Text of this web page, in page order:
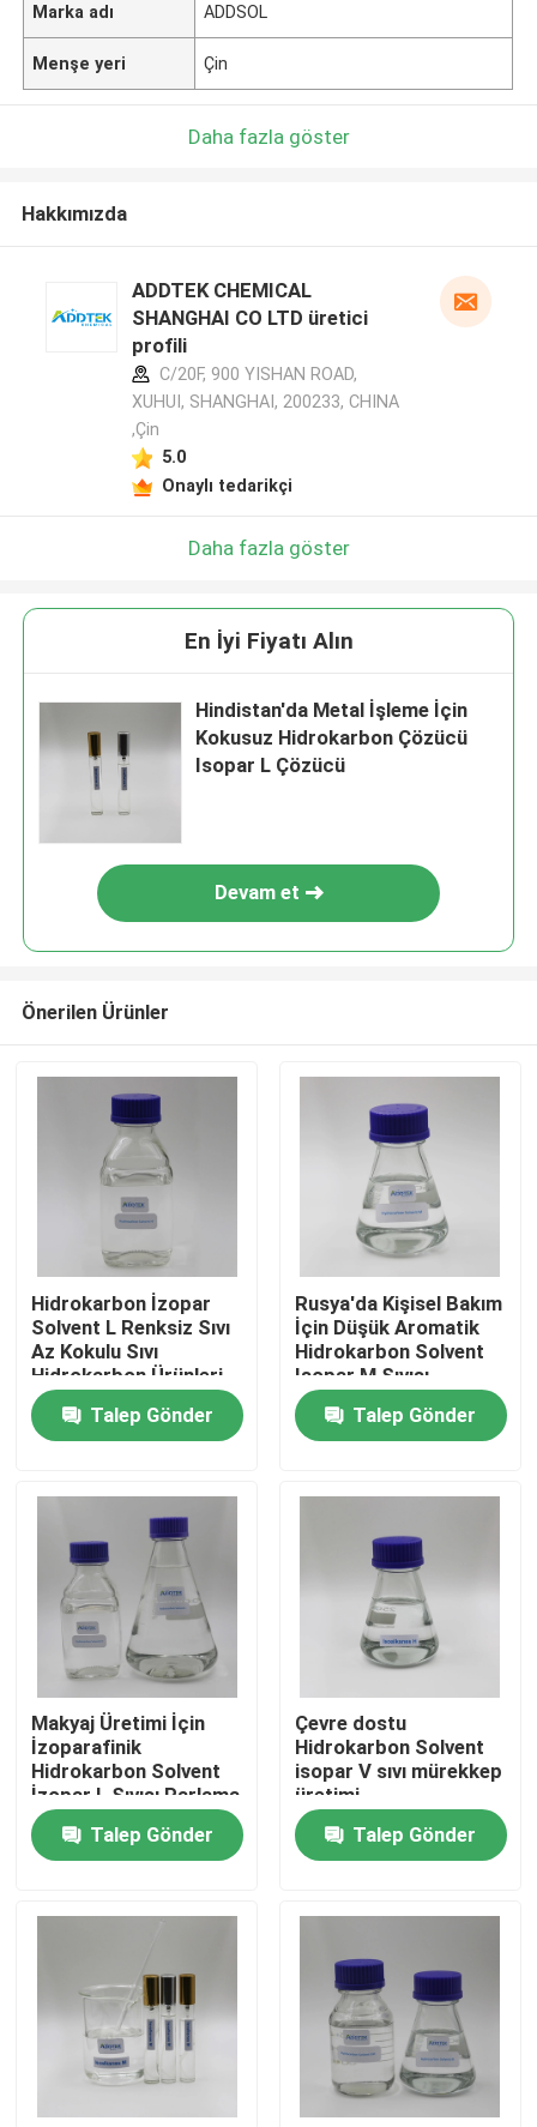
Ev
videolar
HAKKIMIZDA
Fabrika turu
Kalite kontrol
Vakalar
İzoparafin Sıvısı
Marka adı ADDSOL
Menşe yeri Çin
Daha fazla göster
Hakkımızda
ADDTEK CHEMICAL
SHANGHAI CO LTD üretici
profili
C/20F, 900 YISHAN ROAD,
XUHUI, SHANGHAI, 200233, CHINA
,Çin
5.0
Onaylı tedarikçi
Daha fazla göster
En İyi Fiyatı Alın
Hindistan'da Metal İşleme İçin
Kokusuz Hidrokarbon Çözücü
Isopar L Çözücü
Devam et
Önerilen Ürünler
Hidrokarbon İzopar
Solvent L Renksiz Sıvı
Az Kokulu Sıvı
Hidrokarbon Ürünleri
Talep Gönder
Rusya'da Kişisel Bakım
İçin Düşük Aromatik
Hidrokarbon Solvent
Isopar M Sıvısı
0.7681g / Cm3
Talep Gönder
Makyaj Üretimi İçin
İzoparafinik
Hidrokarbon Solvent
İzopar L Sıvısı Parlama
Noktası 62 ℃ Min
Talep Gönder
Çevre dostu
Hidrokarbon Solvent
isopar V sıvı mürekkep
üretimi
Talep Gönder